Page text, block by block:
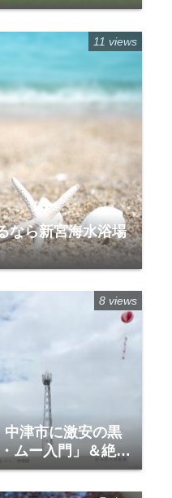
なら新宮海水浴場
11 views
中津市に激安の黒
ムー入門」＆絶対
8 views